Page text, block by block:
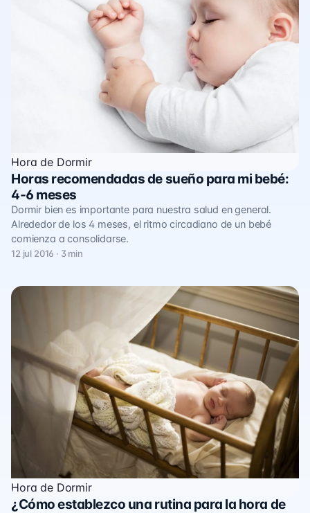
Hora de Dormir
Horas recomendadas de sueño para mi bebé:
4-6 meses
Dormir bien es importante para nuestra salud en general.
Alrededor de los 4 meses, el ritmo circadiano de un bebé
comienza a consolidarse.
12 jul 2016 · 3 min
Hora de Dormir
¿Cómo establezco una rutina para la hora de